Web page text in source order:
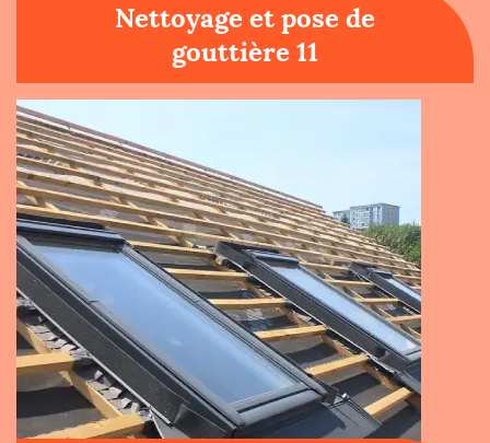
Nettoyage et pose de
gouttière 11